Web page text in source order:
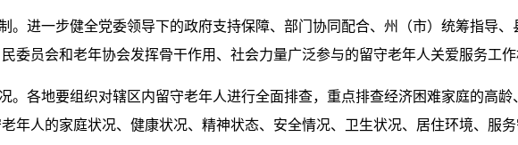
。进一步健全党委领导下的政府支持保障、部门协同配合、州（市）统筹指导
委员会和老年协会发挥骨干作用、社会力量广泛参与的留守老年人关爱服务工
。各地要组织对辖区内留守老年人进行全面排查，重点排查经济困难家庭的高
年人的家庭状况、健康状况、精神状态、安全情况、卫生状况、居住环境、服